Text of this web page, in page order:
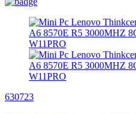
630723